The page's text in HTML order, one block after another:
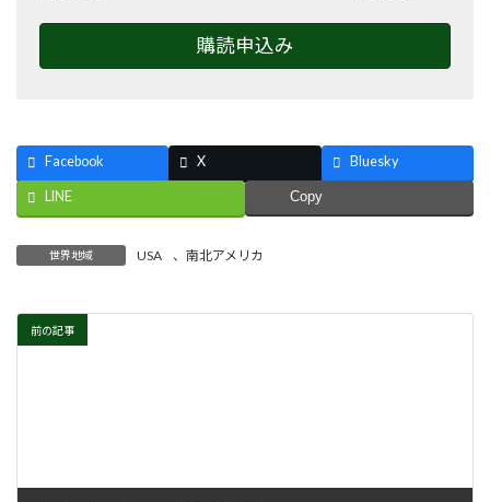
購読申込み
Facebook X Bluesky
LINE Copy
世界地域 USA 、 南北アメリカ
前の記事